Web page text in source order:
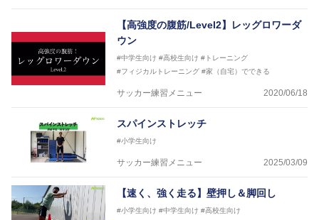
【高強度の腹筋/Level2】レッグロワーダ
ウン
#中学生向け #高校生向け #トレーニング
#フィジカルトレーニング #家（自宅）でできる
サッカー練習メニュー 2020/06/18
スパインストレッチ
#小学生向け
サッカー練習メニュー 2025/03/09
【速く、強く走る】壁押し＆脚回し
#小学生向け #中学生向け #高校生向け